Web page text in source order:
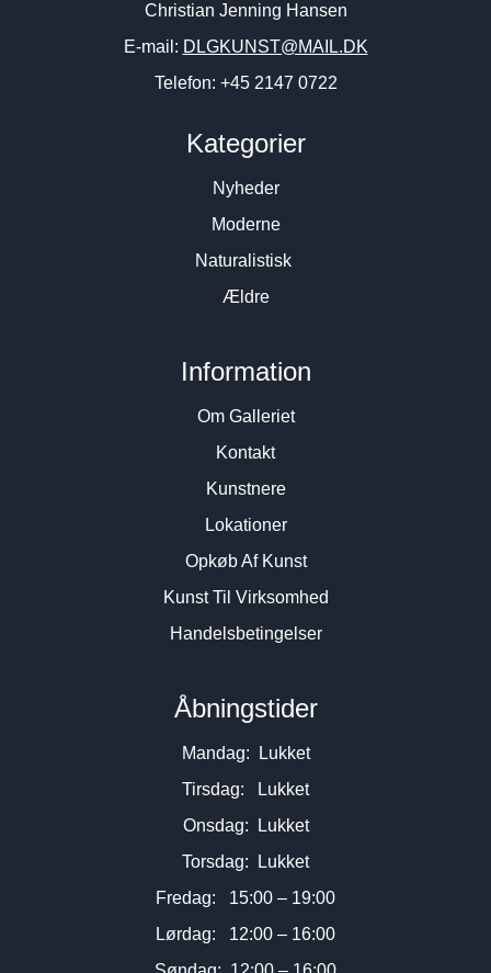
Christian Jenning Hansen
E-mail: DLGKUNST@MAIL.DK
Telefon: +45 2147 0722
Kategorier
Nyheder
Moderne
Naturalistisk
Ældre
Information
Om Galleriet
Kontakt
Kunstnere
Lokationer
Opkøb Af Kunst
Kunst Til Virksomhed
Handelsbetingelser
Åbningstider
Mandag: Lukket
Tirsdag: Lukket
Onsdag: Lukket
Torsdag: Lukket
Fredag: 15:00 – 19:00
Lørdag: 12:00 – 16:00